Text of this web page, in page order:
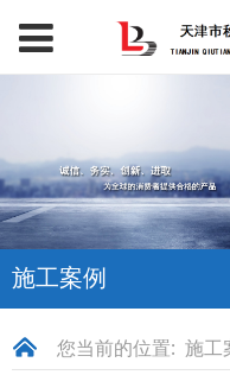
施工案例
您当前的位置: 施工